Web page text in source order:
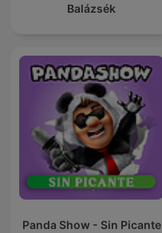
Balázsék
Panda Show - Sin Picante